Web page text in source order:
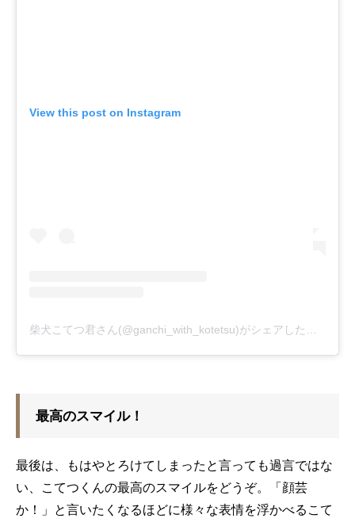
View this post on Instagram
最高のスマイル！
最後は、もはやとろけてしまったと言っても過言ではな
い、こてつくんの最高のスマイルをどうぞ。「顔芸
か！」と言いたくなるほどに様々な表情を浮かべるこて